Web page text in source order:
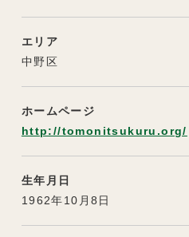
エリア
中野区
ホームページ
http://tomonitsukuru.org/
生年月日
1962年10月8日